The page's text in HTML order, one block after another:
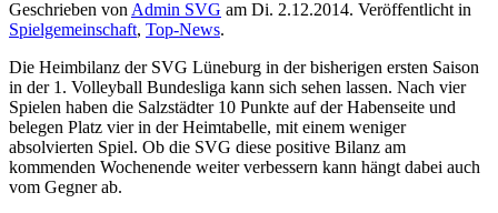
Geschrieben von Admin SVG am Di. 2.12.2014. Veröffentlicht in
Spielgemeinschaft, Top-News.
Die Heimbilanz der SVG Lüneburg in der bisherigen ersten Saison
in der 1. Volleyball Bundesliga kann sich sehen lassen. Nach vier
Spielen haben die Salzstädter 10 Punkte auf der Habenseite und
belegen Platz vier in der Heimtabelle, mit einem weniger
absolvierten Spiel. Ob die SVG diese positive Bilanz am
kommenden Wochenende weiter verbessern kann hängt dabei auch
vom Gegner ab.